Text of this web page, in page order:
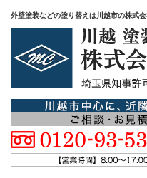
外壁塗装などの塗り替えは川越市の株式